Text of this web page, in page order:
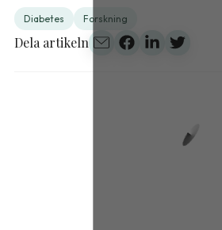
Diabetes Forskning
Dela artikeln